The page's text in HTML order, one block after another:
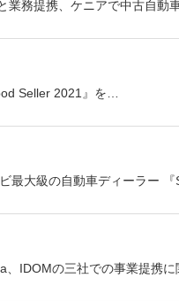
業務提携、ケニアで中古自動
Seller 2021』を…
最大級の自動車ディーラー
、IDOMの三社での事業提携